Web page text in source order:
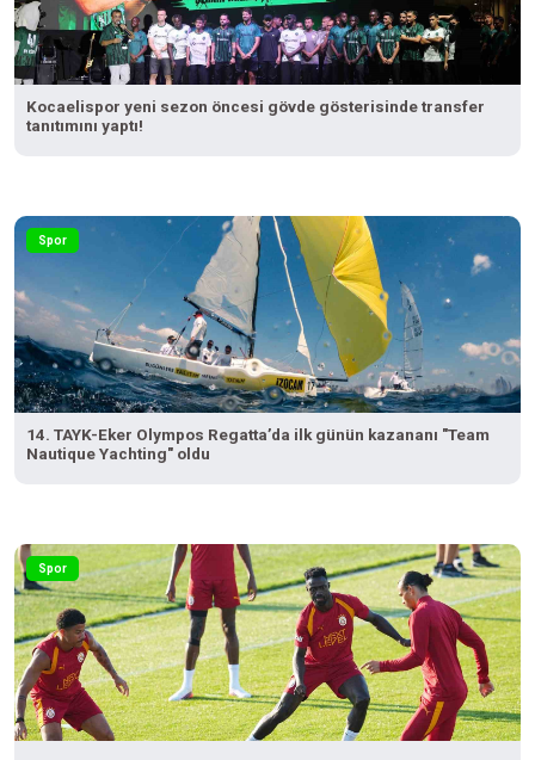
Kocaelispor yeni sezon öncesi gövde gösterisinde transfer
tanıtımını yaptı!
Spor
14. TAYK-Eker Olympos Regatta’da ilk günün kazananı "Team
Nautique Yachting" oldu
Spor